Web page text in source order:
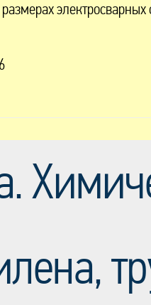
электросварных